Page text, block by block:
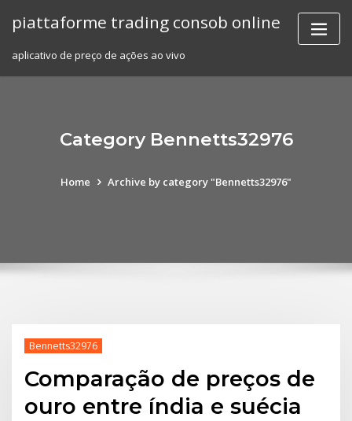
piattaforme trading consob online
aplicativo de preço de ações ao vivo
Category Bennetts32976
Home Archive by category "Bennetts32976"
Bennetts32976
Comparação de preços de
ouro entre índia e suécia